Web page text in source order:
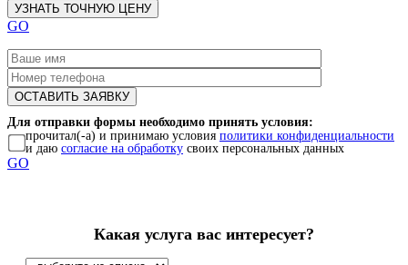
GO
Для отправки формы необходимо принять условия:
прочитал(-а) и принимаю условия политики конфиденциальности
и даю согласие на обработку своих персональных данных
GO
Какая услуга вас интересует?